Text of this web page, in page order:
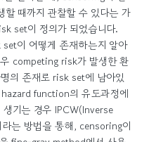
할 때까지 관찰할 수 있다는 가
set이 정의가 되었습니다.
이 어떻게 존재하는지 알아
competing risk가 발생한 환
의 존재로 risk set에 남아있
function의 유도과정에
기는 경우 IPCW(Inverse
는 방법을 통해, censoring이